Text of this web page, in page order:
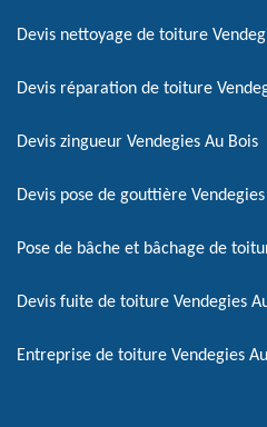
Devis nettoyage de toiture
Devis réparation de toiture
Devis zingueur Vendegies Au Bois
Devis pose de gouttière
Pose de bâche et bâchage de
Devis fuite de toiture Vendegies
Entreprise de toiture Vendegies